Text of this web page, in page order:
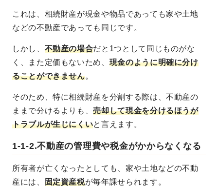
これは、相続財産が現金や物品であっても家や土地
などの不動産であっても同じです。
しかし、 不動産の場合だと1つとして同じものがな
く、また定価もないため、 現金のように明確に分け
ることができません。
そのため、特に相続財産を分割する際は、不動産の
ままで分けるよりも、売却して現金を分けるほうが
トラブルが生じにくいと言えます。
1-1-2.不動産の管理費や税金がかからなくなる
所有者が亡くなったとしても、 家や土地などの不動
産には、 固定資産税が毎年課せられます 。